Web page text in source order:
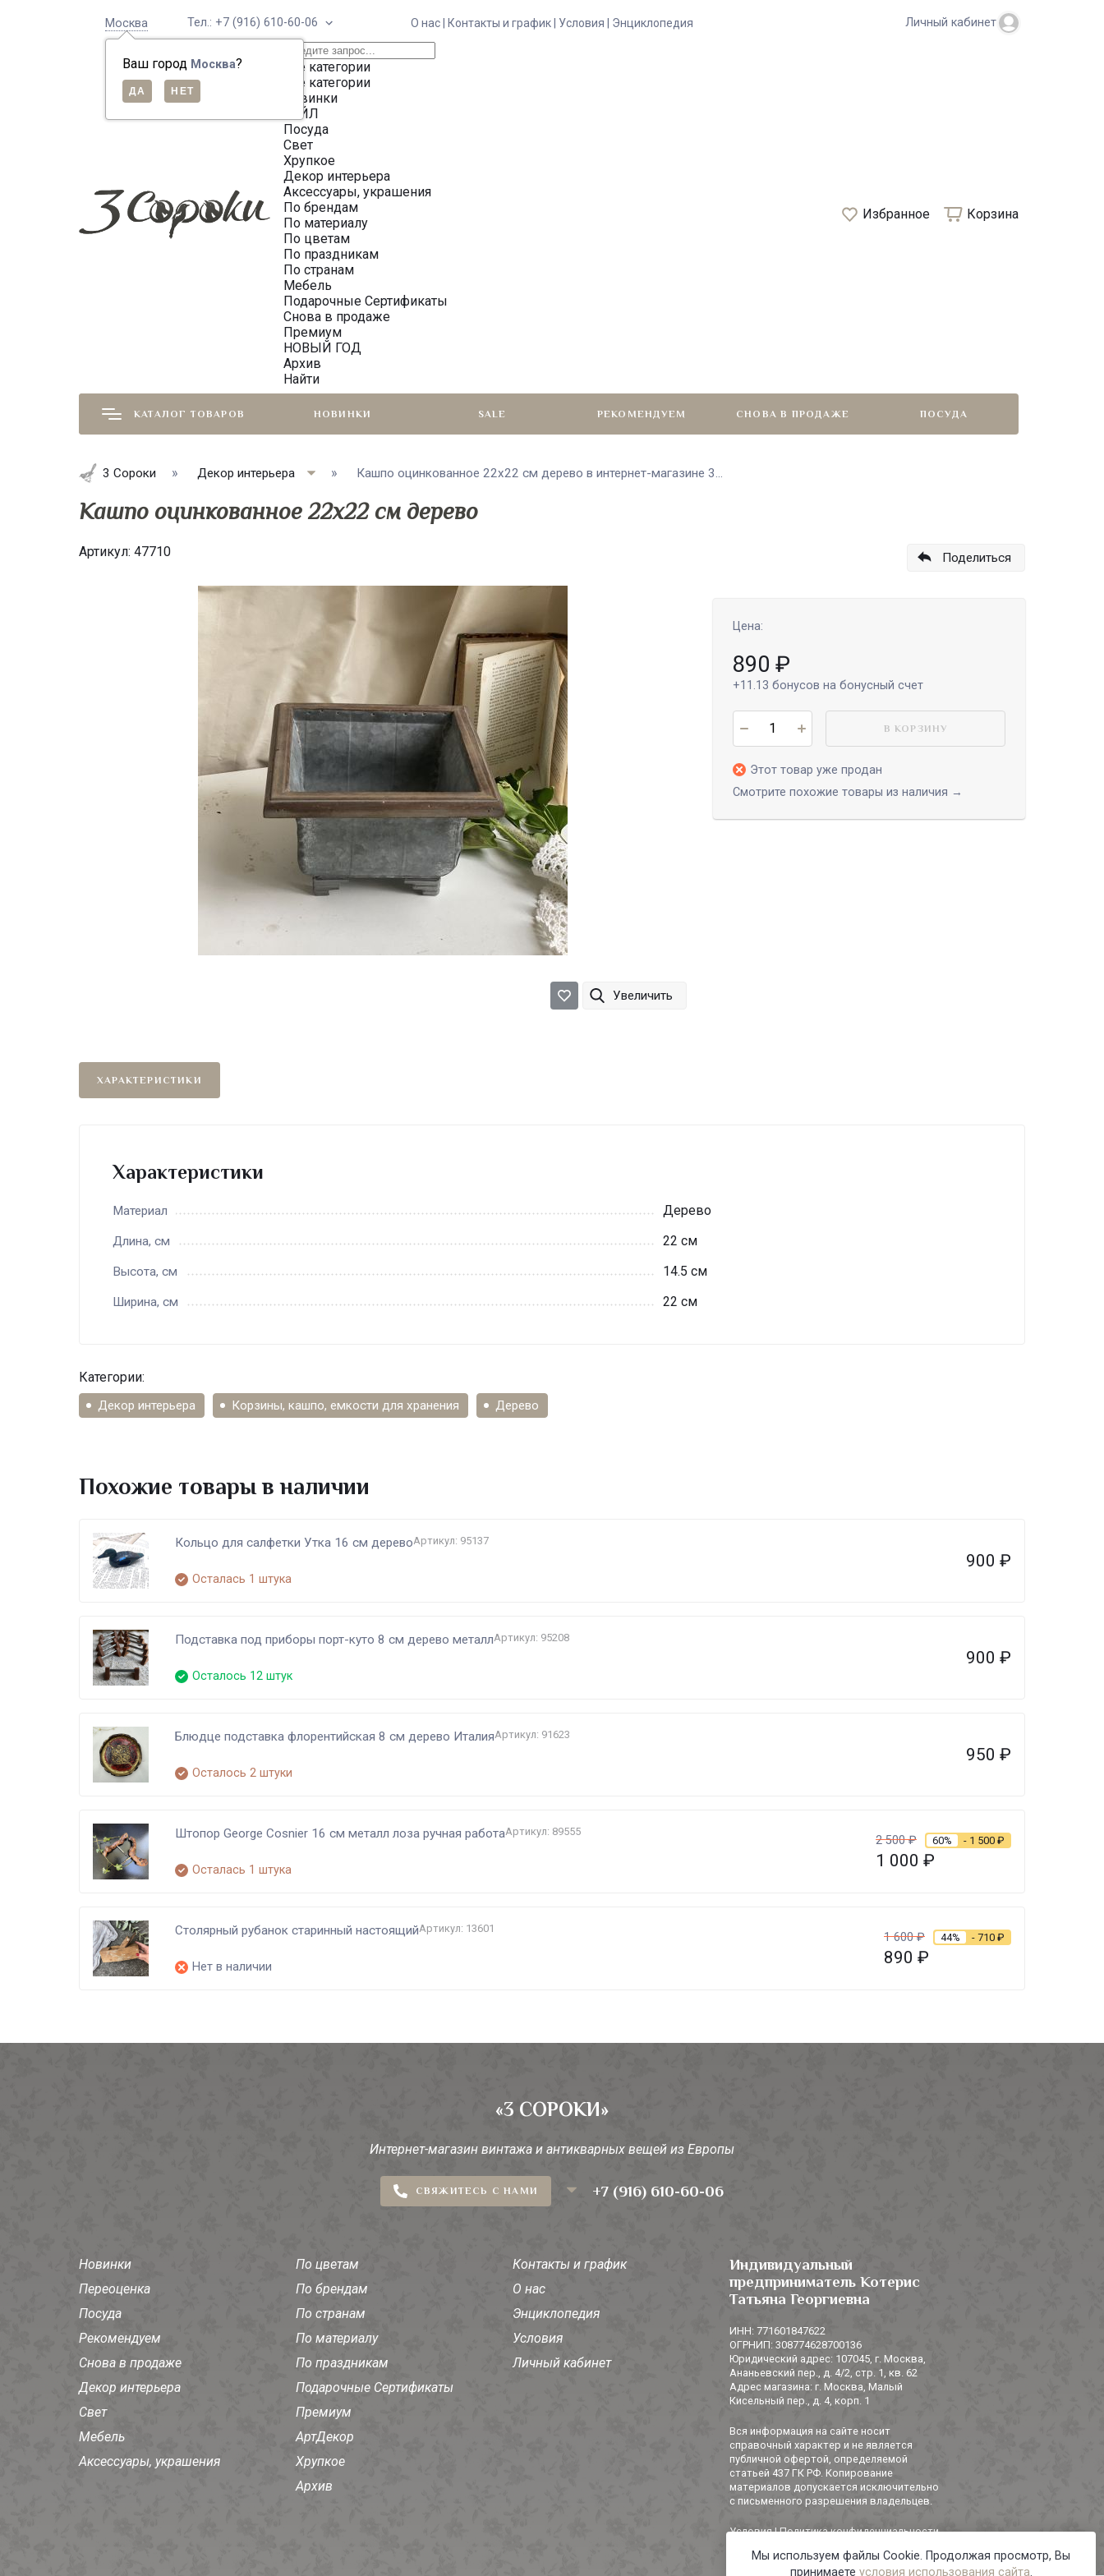
Москва
Ваш город Москва?
Тел.: +7 (916) 610-60-06 О нас | Контакты и график | Условия | Энциклопедия Личный кабинет
Все категории
Все категории
Новинки
СЕЙЛ
Посуда
Свет
Хрупкое
Декор интерьера
Аксессуары, украшения
По брендам
По материалу
По цветам
По праздникам
По странам
Мебель
Подарочные Сертификаты
Снова в продаже
Премиум
НОВЫЙ ГОД
Архив
Найти
Избранное Корзина
КАТАЛОГ ТОВАРОВ НОВИНКИ SALE РЕКОМЕНДУЕМ СНОВА В ПРОДАЖЕ ПОСУДА
3 Сороки Декор интерьера Кашпо оцинкованное 22х22 см дерево в интернет-магазине 3...
Кашпо оцинкованное 22х22 см дерево
Артикул: 47710
Увеличить
Поделиться
Цена:
890 ₽
+11.13 бонусов на бонусный счет
В КОРЗИНУ
Этот товар уже продан
Смотрите похожие товары из наличия →
ХАРАКТЕРИСТИКИ
Характеристики
Материал Дерево
Длина, см 22 см
Высота, см 14.5 см
Ширина, см 22 см
Категории:
Декор интерьера Корзины, кашпо, емкости для хранения Дерево
Похожие товары в наличии
Кольцо для салфетки Утка 16 см деревоАртикул: 95137
Осталась 1 штука
900 ₽
Подставка под приборы порт-куто 8 см дерево металлАртикул: 95208
Осталось 12 штук
900 ₽
Блюдце подставка флорентийская 8 см дерево ИталияАртикул: 91623
Осталось 2 штуки
950 ₽
Штопор George Cosnier 16 см металл лоза ручная работаАртикул: 89555
Осталась 1 штука
2 500₽ 60% - 1 500 ₽
1 000 ₽
Столярный рубанок старинный настоящийАртикул: 13601
Нет в наличии
1 600₽ 44% - 710 ₽
890 ₽
«3 СОРОКИ»
Интернет-магазин винтажа и антикварных вещей из Европы
СВЯЖИТЕСЬ С НАМИ +7 (916) 610-60-06
Новинки
Переоценка
Посуда
Рекомендуем
Снова в продаже
Декор интерьера
Свет
Мебель
Аксессуары, украшения
По цветам
По брендам
По странам
По материалу
По праздникам
Подарочные Сертификаты
Премиум
АртДекор
Хрупкое
Архив
Контакты и график
О нас
Энциклопедия
Условия
Личный кабинет
Индивидуальный
предприниматель Котерис
Татьяна Георгиевна
ИНН: 771601847622
ОГРНИП: 308774628700136
Юридический адрес: 107045, г. Москва,
Ананьевский пер., д. 4/2, стр. 1, кв. 62
Адрес магазина: г. Москва, Малый
Кисельный пер., д. 4, корп. 1
Вся информация на сайте носит
справочный характер и не является
публичной офертой, определяемой
статьей 437 ГК РФ. Копирование
материалов допускается исключительно
с письменного разрешения владельцев.
Условия|Политика конфиденциальности
Мы используем файлы Cookie. Продолжая просмотр, Вы
принимаете условия использования сайта.